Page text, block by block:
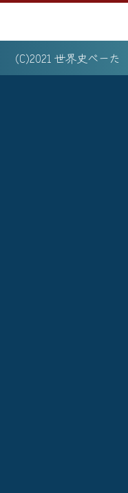
(C)2021 世界史べーた